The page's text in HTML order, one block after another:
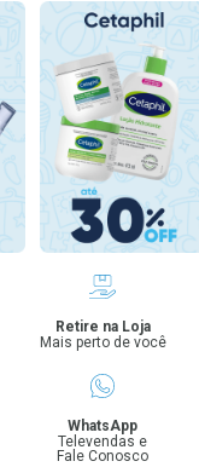
Retire na Loja
Mais perto de você
WhatsApp
Televendas e
Fale Conosco